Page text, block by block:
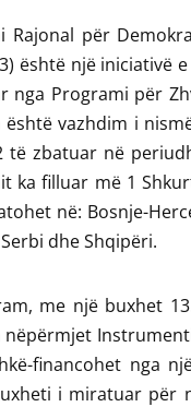
Rajonal për
është një iniciativë
nga Programi për
vazhdim i
të zbatuar në
ka filluar më 1
në: Bosnje-
dhe Shqipëri.
me një buxhet
nëpërmjet
financohet nga
i miratuar për